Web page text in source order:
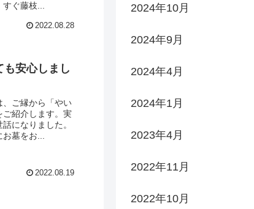
ぐ藤枝...
2022.08.28
安心しまし
、ご縁から「やい
ご紹介します。実
になりました。
墓をお...
2022.08.19
2024年10月
2024年9月
2024年4月
2024年1月
2023年4月
2022年11月
2022年10月